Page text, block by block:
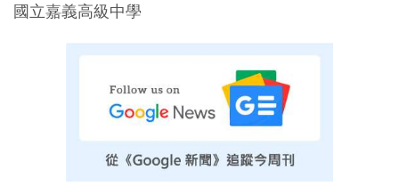
國立嘉義高級中學